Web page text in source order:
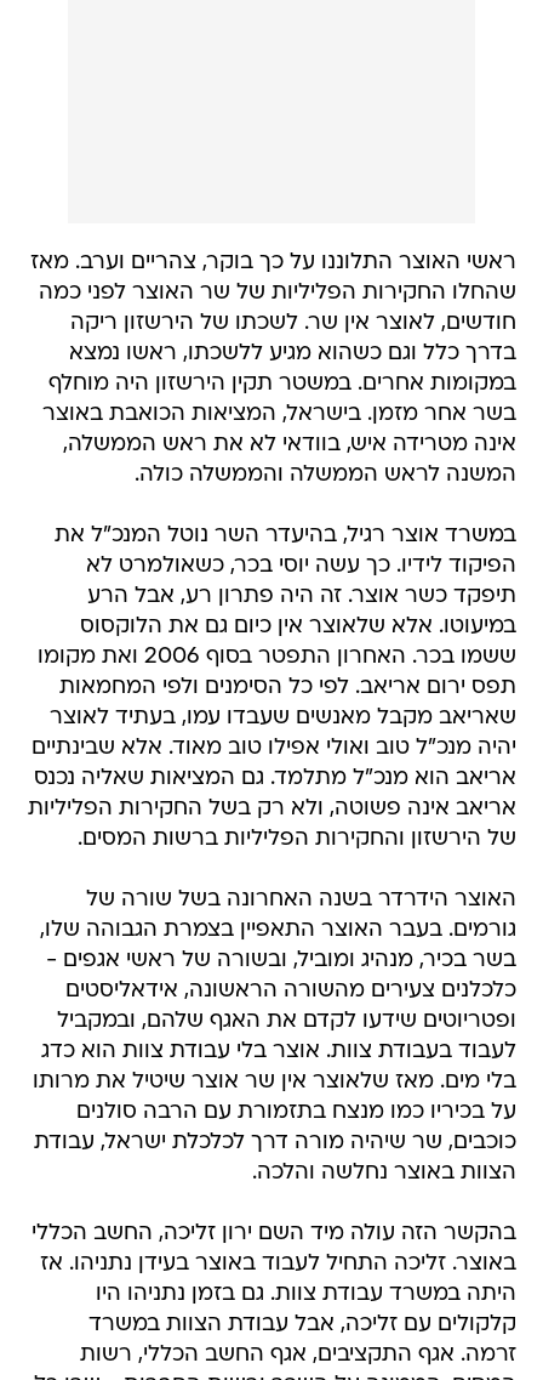
ראשי האוצר התלוננו על כך בוקר, צהריים וערב. מאז
שהחלו החקירות הפליליות של שר האוצר לפני כמה
חודשים, לאוצר אין שר. לשכתו של הירשזון ריקה
בדרך כלל וגם כשהוא מגיע ללשכתו, ראשו נמצא
במקומות אחרים. במשטר תקין הירשזון היה מוחלף
בשר אחר מזמן. בישראל, המציאות הכואבת באוצר
אינה מטרידה איש, בוודאי לא את ראש הממשלה,
המשנה לראש הממשלה והממשלה כולה.
במשרד אוצר רגיל, בהיעדר השר נוטל המנכ"ל את
הפיקוד לידיו. כך עשה יוסי בכר, כשאולמרט לא
תיפקד כשר אוצר. זה היה פתרון רע, אבל הרע
במיעוטו. אלא שלאוצר אין כיום גם את הלוקסוס
ששמו בכר. האחרון התפטר בסוף 2006 ואת מקומו
תפס ירום אריאב. לפי כל הסימנים ולפי המחמאות
שאריאב מקבל מאנשים שעבדו עמו, בעתיד לאוצר
יהיה מנכ"ל טוב ואולי אפילו טוב מאוד. אלא שבינתיים
אריאב הוא מנכ"ל מתלמד. גם המציאות שאליה נכנס
אריאב אינה פשוטה, ולא רק בשל החקירות הפליליות
של הירשזון והחקירות הפליליות ברשות המסים.
האוצר הידרדר בשנה האחרונה בשל שורה של
גורמים. בעבר האוצר התאפיין בצמרת הגבוהה שלו,
בשר בכיר, מנהיג ומוביל, ובשורה של ראשי אגפים -
כלכלנים צעירים מהשורה הראשונה, אידאליסטים
ופטריוטים שידעו לקדם את האגף שלהם, ובמקביל
לעבוד בעבודת צוות. אוצר בלי עבודת צוות הוא כדג
בלי מים. מאז שלאוצר אין שר אוצר שיטיל את מרותו
על בכיריו כמו מנצח בתזמורת עם הרבה סולנים
כוכבים, שר שיהיה מורה דרך לכלכלת ישראל, עבודת
הצוות באוצר נחלשה והלכה.
בהקשר הזה עולה מיד השם ירון זליכה, החשב הכללי
באוצר. זליכה התחיל לעבוד באוצר בעידן נתניהו. אז
היתה במשרד עבודת צוות. גם בזמן נתניהו היו
קלקולים עם זליכה, אבל עבודת הצוות במשרד
זרמה. אגף התקציבים, אגף החשב הכללי, רשות